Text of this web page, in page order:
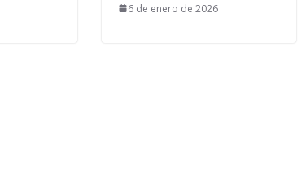
6 de enero de 2026